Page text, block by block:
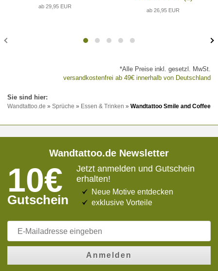
ab 29,95 EUR
ab 26,95 EUR
*Alle Preise inkl. gesetzl. MwSt.
versandkostenfrei ab 49€ innerhalb von Deutschland
Wandtattoo.de » Sprüche » Essen & Trinken » Wandtattoo Smile and Coffee
Wandtattoo.de Newsletter
10€
Gutschein
Jetzt anmelden und Gutschein
erhalten!
Neue Motive entdecken
exklusive Vorteile
Anmelden